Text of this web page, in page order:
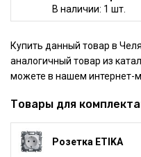
В наличии: 1 шт.
Купить данный товар в
аналогичный товар из
можете в нашем интернет-
Товары для
Розетка ETIKA